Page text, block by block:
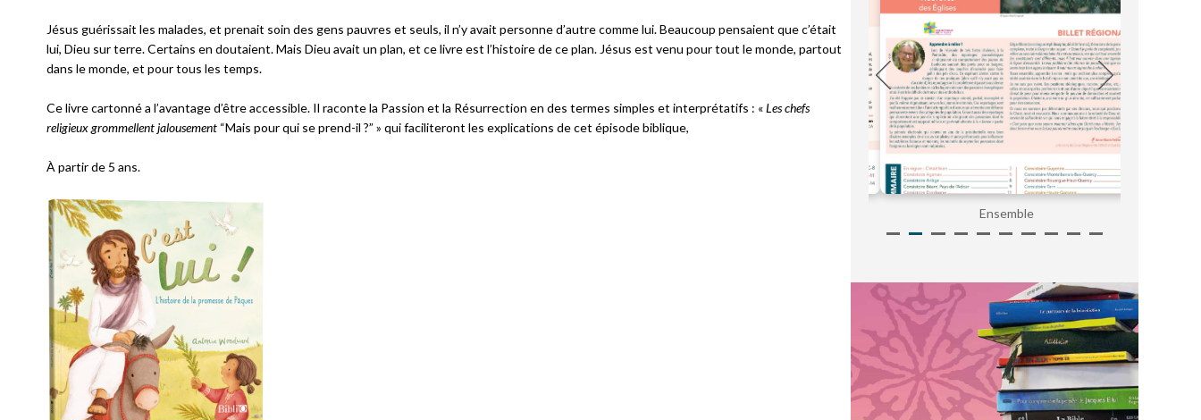
Jésus guérissait les malades, et prenait soin des gens pauvres et seuls, il n’y avait personne d’autre comme lui. Beaucoup pensaient que c’était
lui, Dieu sur terre. Certains en doutaient. Mais Dieu avait un plan, et ce livre est l’histoire de ce plan. Jésus est venu pour tout le monde, partout
dans le monde, et pour tous les temps.
Ce livre cartonné a l’avantage d’être accessible. Il raconte la Passion et la Résurrection en des termes simples et interprétatifs : «Les chefs
religieux grommellent jalousement “Mais pour qui se prend-il ?” » qui faciliteront les explications de cet épisode biblique,
À partir de 5 ans.
Ensemble